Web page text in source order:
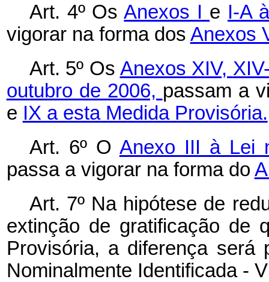
Art. 4º OsAnexos I e I-A
vigorar na forma dos Anexos
Art. 5º Os Anexos XIV,
outubro de 2006, passam a
e IX a esta Medida Provisória.
Art. 6º O Anexo III à Lei
passa a vigorar na forma do
Art. 7º Na hipótese de
extinção de gratificação de
Provisória, a diferença será
Nominalmente Identificada -